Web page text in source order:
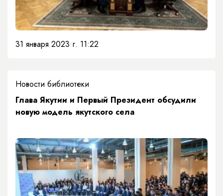
31 января 2023 г. 11:22
Новости библиотеки
Глава Якутии и Первый Президент обсудили
новую модель якутского села